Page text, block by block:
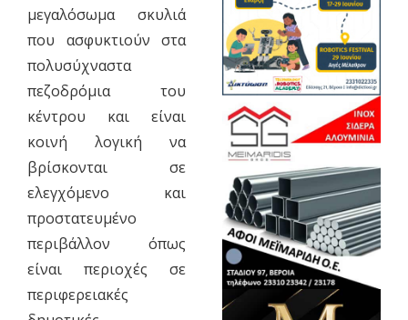
μεγαλόσωμα σκυλιά
που ασφυκτιούν στα
πολυσύχναστα
πεζοδρόμια του
κέντρου και είναι
κοινή λογική να
βρίσκονται σε
ελεγχόμενο και
προστατευμένο
περιβάλλον όπως
είναι περιοχές σε
περιφερειακές